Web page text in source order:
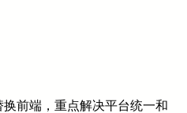
前端，重点解决平台统一和